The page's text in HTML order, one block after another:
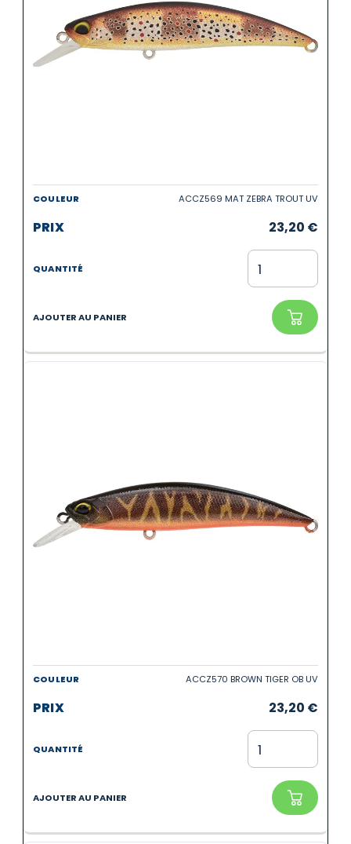
ACCZ569 MAT ZEBRA TROUT UV
23,20 €
ACCZ570 BROWN TIGER OB UV
23,20 €